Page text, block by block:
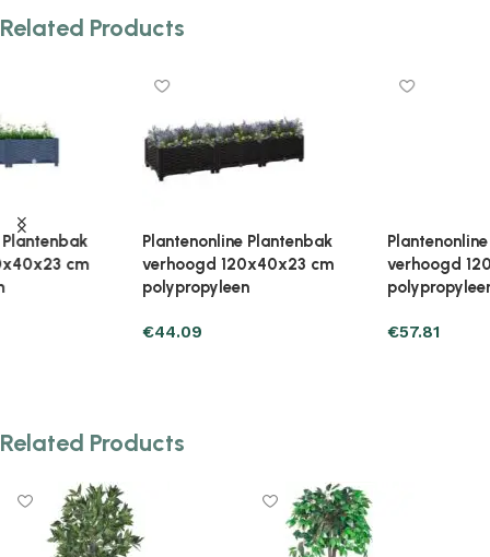
Related Products
Plantenonline Plantenbak
verhoogd 120x40x38 cm
Plantenonline Plantenbak
verhoogd 120x40x38 cm
Related Products